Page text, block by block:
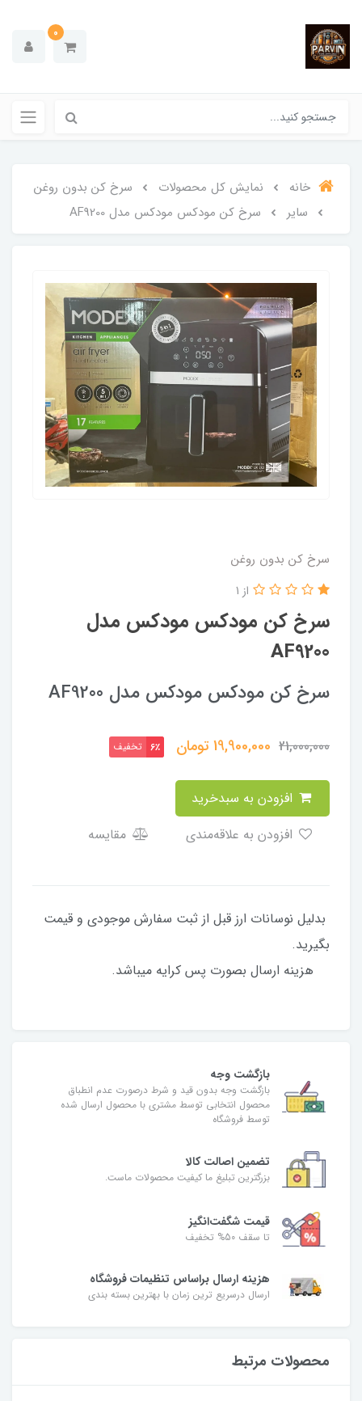
0
خانه نمایش کل محصولات
سرخ کن بدون روغن
سایر
سرخ کن مودکس مودکس مدل AF9200
سرخ کن بدون روغن
سرخ کن مودکس مودکس مدل
AF9200
از 1
سرخ کن مودکس مودکس مدل AF9200
21,000,000
19,900,000تومان 6٪ تخفیف
مقایسه
بدلیل نوسانات ارز قبل از ثبت سفارش موجودی و قیمت
بگیرید.
هزینه ارسال بصورت پس کرایه میباشد.
بازگشت وجه
بازگشت وجه بدون قید و شرط درصورت عدم انطباق
محصول انتخابی توسط مشتری با محصول ارسال شده
توسط فروشگاه
تضمین اصالت کالا
بزرگترین تبلیغ ما کیفیت محصولات ماست.
قیمت شگفت‌انگیز
تا سقف 50% تخفیف
هزینه ارسال براساس تنظیمات فروشگاه
ارسال درسریع ترین زمان با بهترین بسته بندی
محصولات مرتبط